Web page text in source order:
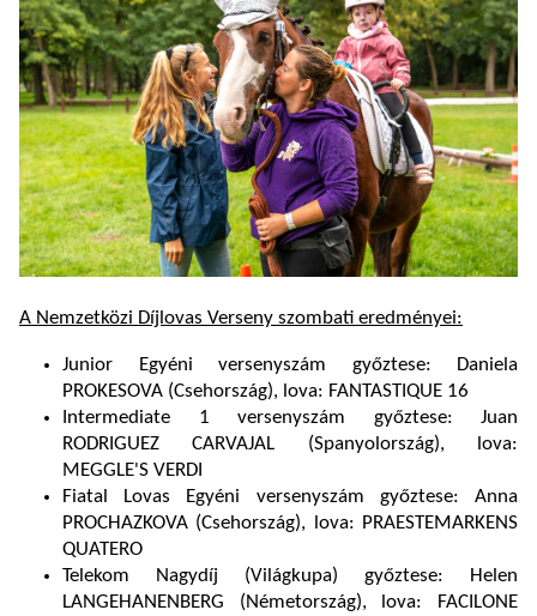
A Nemzetközi Díjlovas Verseny szombati eredményei:
Junior Egyéni versenyszám győztese: Daniela
PROKESOVA (Csehország), lova: FANTASTIQUE 16
Intermediate 1 versenyszám győztese: Juan
RODRIGUEZ CARVAJAL (Spanyolország), lova:
MEGGLE'S VERDI
Fiatal Lovas Egyéni versenyszám győztese: Anna
PROCHAZKOVA (Csehország), lova: PRAESTEMARKENS
QUATERO
Telekom Nagydíj (Világkupa) győztese: Helen
LANGEHANENBERG (Németország), lova: FACILONE